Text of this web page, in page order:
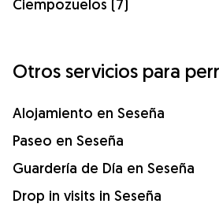
Ciempozuelos (7)
Otros servicios para
Alojamiento en Seseña
Paseo en Seseña
Guardería de Día en Seseña
Drop in visits in Seseña